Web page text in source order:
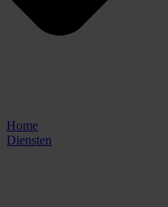
Home
Diensten